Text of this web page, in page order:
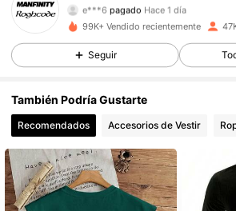
e***6 pagado Hace 1 día
4,70 27K Seguidores
4,70 27K Seguidores
4,70 27K Seguidores
99K+ Vendido recientemente
Seguir
También Podría Gustarte
Recomendados Accesorios de Vestir